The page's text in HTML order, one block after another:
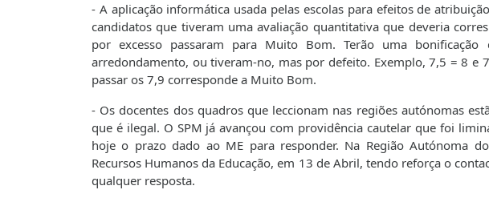
- A aplicação informática usada pelas escolas para efeitos de
candidatos que tiveram uma avaliação quantitativa que deveria
por excesso passaram para Muito Bom. Terão uma
arredondamento, ou tiveram-no, mas por defeito. Exemplo, 7,5 = 8
passar os 7,9 corresponde a Muito Bom.
- Os docentes dos quadros que leccionam nas regiões autónomas
que é ilegal. O SPM já avançou com providência cautelar que foi
hoje o prazo dado ao ME para responder. Na Região Autónoma
Recursos Humanos da Educação, em 13 de Abril, tendo reforça o
qualquer resposta.